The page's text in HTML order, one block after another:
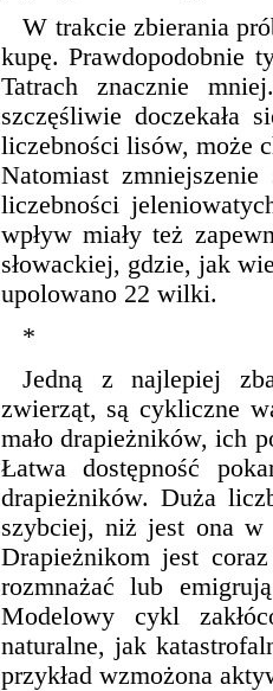
W trakcie zbierania
kupę. Prawdopodobnie
Tatrach znacznie
szczęśliwie doczekała
liczebności lisów, może
Natomiast
liczebności
wpływ miały też
słowackiej, gdzie, jak
upolowano 22 wilki.
*
Jedną z najlepiej
zwierząt, są cykliczne
mało drapieżników, ich
Łatwa dostępność
drapieżników. Duża
szybciej, niż jest ona w
Drapieżnikom jest
rozmnażać lub
Modelowy cykl
naturalne, jak
przykład wzmożona